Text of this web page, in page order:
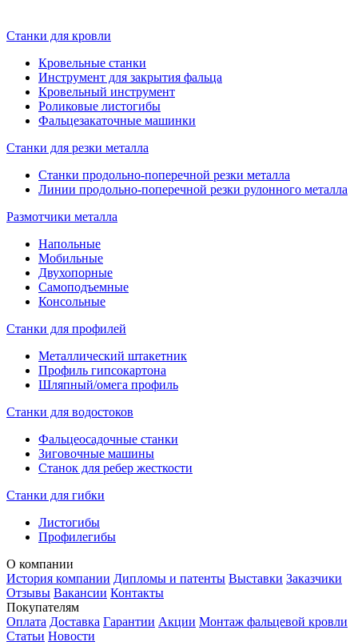
Станки для кровли
Кровельные станки
Инструмент для закрытия фальца
Кровельный инструмент
Роликовые листогибы
Фальцезакаточные машинки
Станки для резки металла
Станки продольно-поперечной резки металла
Линии продольно-поперечной резки рулонного металла
Размотчики металла
Напольные
Мобильные
Двухопорные
Самоподъемные
Консольные
Станки для профилей
Металлический штакетник
Профиль гипсокартона
Шляпный/омега профиль
Станки для водостоков
Фальцеосадочные станки
Зиговочные машины
Станок для ребер жесткости
Станки для гибки
Листогибы
Профилегибы
О компании
История компании Дипломы и патенты Выставки Заказчики
Отзывы Вакансии Контакты
Покупателям
Оплата Доставка Гарантии Акции Монтаж фальцевой кровли
Статьи Новости